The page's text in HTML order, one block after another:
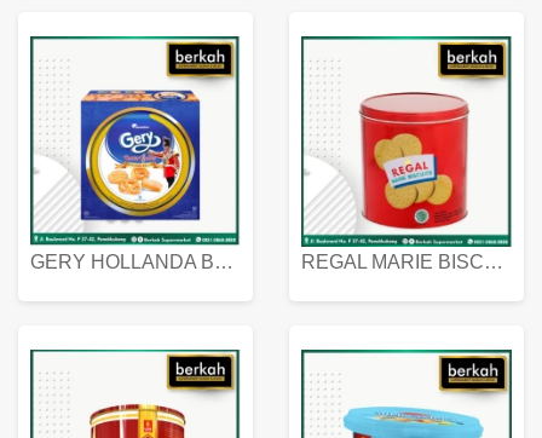
GERY HOLLANDA BUTTER COOKIES 450 GRAM REGAL MARIE BISCUIT KALENG 550 GRAM